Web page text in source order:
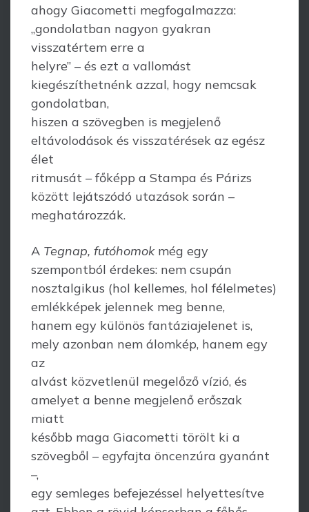
ahogy Giacometti megfogalmazza:
„gondolatban nagyon gyakran
visszatértem erre a
helyre” – és ezt a vallomást
kiegészíthetnénk azzal, hogy nemcsak
gondolatban,
hiszen a szövegben is megjelenő
eltávolodások és visszatérések az egész
élet
ritmusát – főképp a Stampa és Párizs
között lejátszódó utazások során –
meghatározzák.
A Tegnap, futóhomokmég egy
szempontból érdekes: nem csupán
nosztalgikus (hol kellemes, hol félelmetes)
emlékképek jelennek meg benne,
hanem egy különös fantáziajelenet is,
mely azonban nem álomkép, hanem egy
az
alvást közvetlenül megelőző vízió, és
amelyet a benne megjelenő erőszak
miatt
később maga Giacometti törölt ki a
szövegből – egyfajta öncenzúra gyanánt
–,
egy semleges befejezéssel helyettesítve